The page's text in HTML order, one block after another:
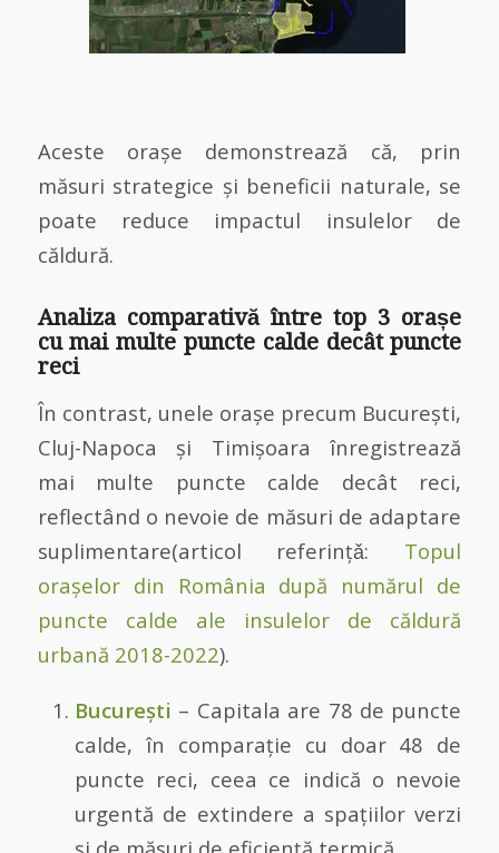
Aceste orașe demonstrează că, prin
măsuri strategice și beneficii naturale, se
poate reduce impactul insulelor de
căldură.
Analiza comparativă între top 3 orașe
cu mai multe puncte calde decât puncte
reci
În contrast, unele orașe precum București,
Cluj-Napoca și Timișoara înregistrează
mai multe puncte calde decât reci,
reflectând o nevoie de măsuri de adaptare
suplimentare(articol referințǎ: Topul
orașelor din România după numărul de
puncte calde ale insulelor de căldură
urbană 2018-2022).
București – Capitala are 78 de puncte
calde, în comparație cu doar 48 de
puncte reci, ceea ce indică o nevoie
urgentă de extindere a spațiilor verzi